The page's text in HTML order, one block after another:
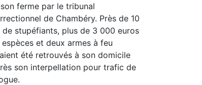
ferme par le tribunal
de Chambéry. Près de 10
de stupéfiants, plus de 3 000 euros
espèces et deux armes à feu
été retrouvés à son domicile
son interpellation pour trafic de